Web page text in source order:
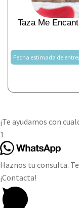
Taza Me
Fecha estimada de
¡Te ayudamos con
1
Haznos tu consulta.
¡Contacta!